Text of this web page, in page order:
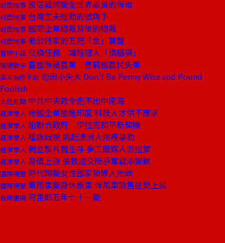
封面故事 投信戰將變全世界最貴的保母
封面故事 台灣主夫運動的號角手
封面故事 國際企業總裁背後的總裁
封面故事 老公持家的五把「金」算盤
管理小品 交換任務 讓經理人「換腦袋」
關鍵數字 富國保護農業 害窮國農民失業
英文無所不談 勿因小失大 Don't Be Penny Wise and Pound
Foolish
大陸焦點 中共中央政令走不出中南海
經濟學人 跨國企業搶進印度 科技人才供不應求
經濟學人 組聯合政府 伊拉克和平新契機
經濟學人 種族歧視 挑起澳洲大規模暴動
經濟學人 獨立製片難生存 夢工廠嫁入派拉蒙
經濟學人 身價上漲 倫敦證交所爭奪戰添變數
國際視窗 時代轉變女性國家領導人抬頭
國際視窗 軍用車變身休旅車 悍馬車銷售逆勢上揚
商周書摘 阿里郎五年七十一變